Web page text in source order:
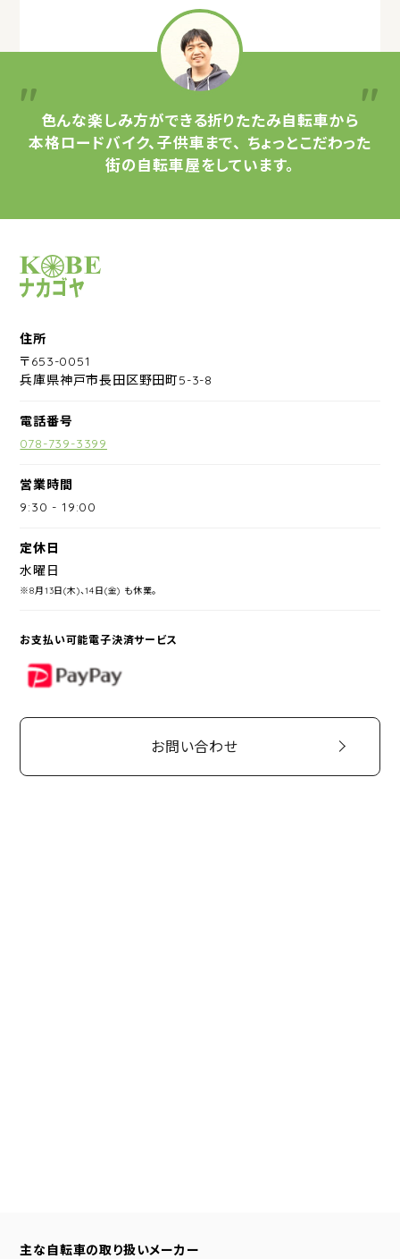
色んな楽しみ方ができる折りたたみ自転車から
本格ロードバイク、子供車まで、 ちょっとこだわった
街の自転車屋をしています。
サイクルショップナカゴヤ
住所
〒653-0051
兵庫県神戸市長田区野田町5-3-8
電話番号
078-739-3399
営業時間
9:30 -19:00
定休日
水曜日
※8月13日(木)、14日(金) も休業。
お支払い可能電子決済サービス
PayPay
お問い合わせ
主な自転車の取り扱いメーカー